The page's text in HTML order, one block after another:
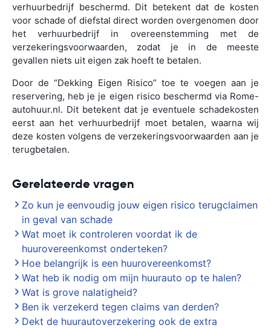
verhuurbedrijf beschermd. Dit betekent dat de kosten
voor schade of diefstal direct worden overgenomen door
het verhuurbedrijf in overeenstemming met de
verzekeringsvoorwaarden, zodat je in de meeste
gevallen niets uit eigen zak hoeft te betalen.
Door de “Dekking Eigen Risico” toe te voegen aan je
reservering, heb je je eigen risico beschermd via Rome-
autohuur.nl. Dit betekent dat je eventuele schadekosten
eerst aan het verhuurbedrijf moet betalen, waarna wij
deze kosten volgens de verzekeringsvoorwaarden aan je
terugbetalen.
Gerelateerde vragen
Zo kun je eenvoudig jouw eigen risico terugclaimen
in geval van schade
Wat moet ik controleren voordat ik de
huurovereenkomst onderteken?
Hoe belangrijk is een huurovereenkomst?
Wat heb ik nodig om mijn huurauto op te halen?
Wat is grove nalatigheid?
Ben ik verzekerd tegen claims van derden?
Dekt de huurautoverzekering ook de extra